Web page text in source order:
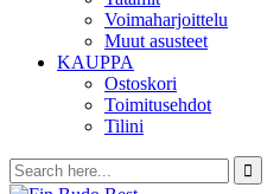
Voimaharjoittelu
Muut asusteet
KAUPPA
Ostoskori
Toimitusehdot
Tilini